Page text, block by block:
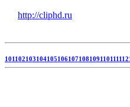
http://cliphd.ru
101102103104105106107108109110111112